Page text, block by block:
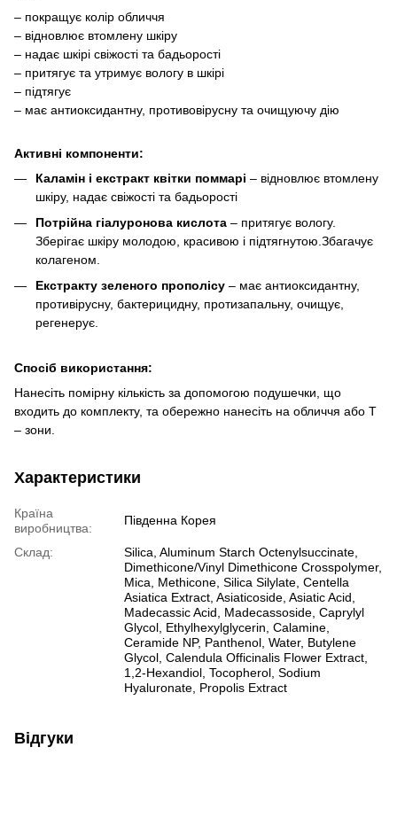
– покращує колір обличчя
– відновлює втомлену шкіру
– надає шкірі свіжості та бадьорості
– притягує та утримує вологу в шкірі
– підтягує
– має антиоксидантну, противовірусну та очищуючу дію
Активні компоненти:
Каламін і екстракт квітки поммарі – відновлює втомлену
шкіру, надає свіжості та бадьорості
Потрійна гіалуронова кислота – притягує вологу.
Зберігає шкіру молодою, красивою і підтягнутою.Збагачує
колагеном.
Екстракту зеленого прополісу – має антиоксидантну,
противірусну, бактерицидну, протизапальну, очищує,
регенерує.
Спосіб використання:
Нанесіть помірну кількість за допомогою подушечки, що
входить до комплекту, та обережно нанесіть на обличчя або Т
– зони.
Характеристики
Країна
виробництва:
Південна Корея
Склад:
Silica, Aluminum Starch Octenylsuccinate,
Dimethicone/Vinyl Dimethicone Crosspolymer,
Mica, Methicone, Silica Silylate, Centella
Asiatica Extract, Asiaticoside, Asiatic Acid,
Madecassic Acid, Madecassoside, Caprylyl
Glycol, Ethylhexylglycerin, Calamine,
Ceramide NP, Panthenol, Water, Butylene
Glycol, Calendula Officinalis Flower Extract,
1,2-Hexandiol, Tocopherol, Sodium
Hyaluronate, Propolis Extract
Відгуки